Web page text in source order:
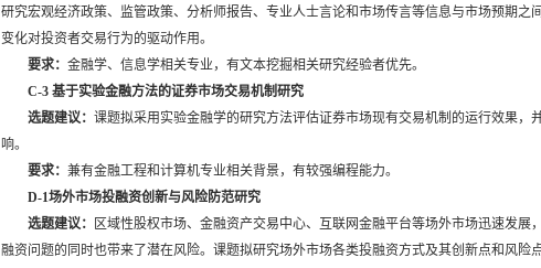
研究宏观经济政策、监管政策、分析师报告、专业人士言论和市场传言等信息与市场预期之
变化对投资者交易行为的驱动作用。
要求：金融学、信息学相关专业，有文本挖掘相关研究经验者优先。
C-3基于实验金融方法的证券市场交易机制研究
选题建议：课题拟采用实验金融学的研究方法评估证券市场现有交易机制的运行效果，
响。
要求：兼有金融工程和计算机专业相关背景，有较强编程能力。
D-1场外市场投融资创新与风险防范研究
选题建议：
区域性股权市场、金融资产交易中心、互联网金融平台等场外市场迅速发展
融资问题的同时也带来了潜在风险。课题拟研究场外市场各类投融资方式及其创新点和风险